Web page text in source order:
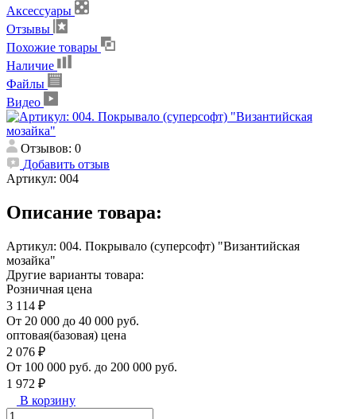
Аксессуары
Отзывы
Похожие товары
Наличие
Файлы
Видео
Отзывов: 0
Добавить отзыв
Артикул: 004
Описание товара:
Артикул: 004. Покрывало (суперсофт) "Византийская
мозайка"
Другие варианты товара:
Розничная цена
3 114 ₽
От 20 000 до 40 000 руб.
оптовая(базовая) цена
2 076 ₽
От 100 000 руб. до 200 000 руб.
1 972 ₽
В корзину